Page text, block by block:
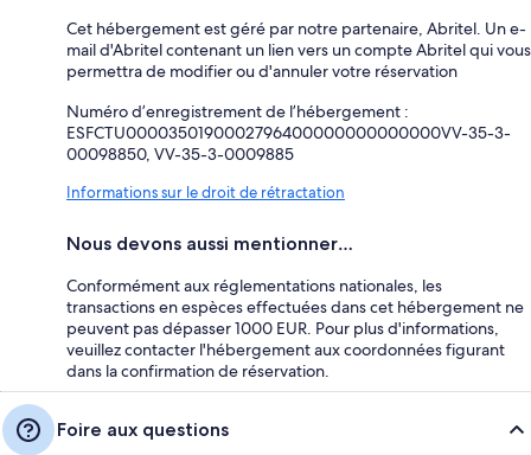
Cet hébergement est géré par notre partenaire, Abritel. Un e-
mail d'Abritel contenant un lien vers un compte Abritel qui vous
permettra de modifier ou d'annuler votre réservation
Numéro d’enregistrement de l’hébergement :
ESFCTU0000350190002796400000000000000VV-35-3-
00098850, VV-35-3-0009885
Informations sur le droit de rétractation
Nous devons aussi mentionner…
Conformément aux réglementations nationales, les
transactions en espèces effectuées dans cet hébergement ne
peuvent pas dépasser 1000 EUR. Pour plus d'informations,
veuillez contacter l'hébergement aux coordonnées figurant
dans la confirmation de réservation.
Foire aux questions